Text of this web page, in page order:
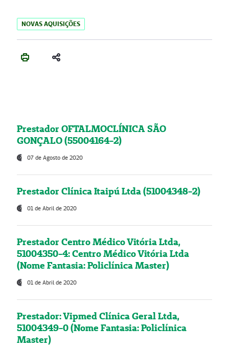
NOVAS AQUISIÇÕES
Prestador OFTALMOCLÍNICA SÃO
GONÇALO (55004164-2)
07 de Agosto de 2020
Prestador Clínica Itaipú Ltda (51004348-2)
01 de Abril de 2020
Prestador Centro Médico Vitória Ltda,
51004350-4: Centro Médico Vitória Ltda
(Nome Fantasia: Policlínica Master)
01 de Abril de 2020
Prestador: Vipmed Clínica Geral Ltda,
51004349-0 (Nome Fantasia: Policlínica
Master)